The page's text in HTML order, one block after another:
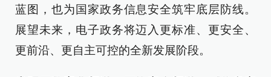
蓝图，也为国家政务信息安全筑牢底层防线。
展望未来，电子政务将迈入更标准、更安全、
更前沿、更自主可控的全新发展阶段。